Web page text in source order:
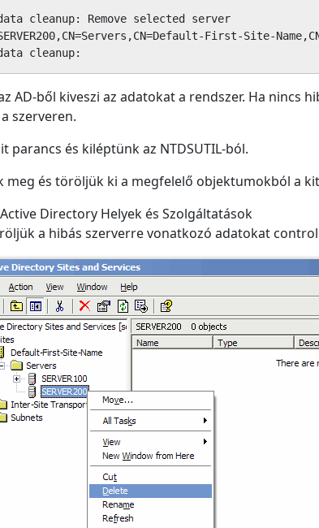
cleanup: Remove selected server
First-Site-
cleanup:
AD-ből kiveszi az adatokat a rendszer. Ha
szerveren.
parancs és kiléptünk az NTDSUTIL-ból.
meg és töröljük ki a megfelelő objektumokból a
Directory Helyek és Szolgáltatások
a hibás szerverre vonatkozó adatokat